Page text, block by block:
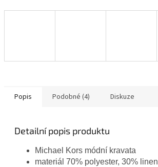
Popis Podobné (4) Diskuze
Detailní popis produktu
Michael Kors módní kravata
materiál 70% polyester, 30% linen